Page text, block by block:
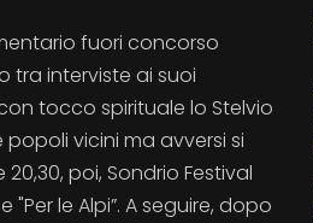
fuori concorso
tra interviste ai suoi
tocco spirituale lo Stelvio
vicini ma avversi si
poi, Sondrio Festival
le Alpi”. A seguire, dopo